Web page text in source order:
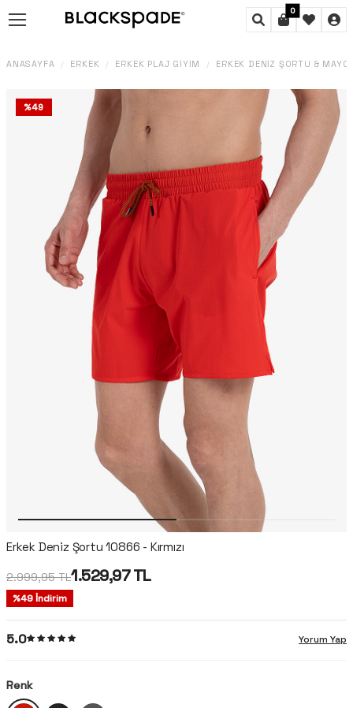
0
ANASAYFA / ERKEK / ERKEK PLAJ GIYIM / ERKEK DENIZ ŞORTU & MAYO
%49
Erkek Deniz Şortu 10866 - Kırmızı
2.999,95TL1.529,97TL
%49İndirim
5.0 Yorum Yap
Renk